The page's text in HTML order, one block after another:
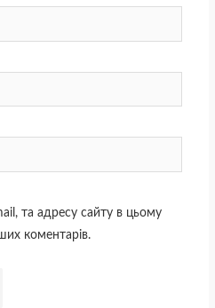
та адресу сайту в цьому
коментарів.